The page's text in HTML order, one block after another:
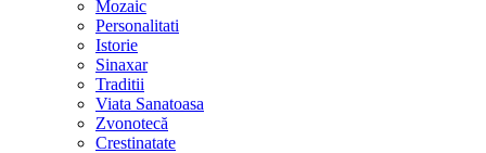
Mozaic
Personalitati
Istorie
Sinaxar
Traditii
Viata Sanatoasa
Zvonotecă
Crestinatate